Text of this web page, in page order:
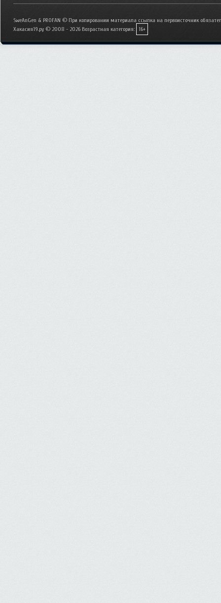
SweAnGen & PROFAN © При копировании материала ссылка на первоисточник
Хакасия19.ру © 2008 - 2026 Возрастная категория: 16+